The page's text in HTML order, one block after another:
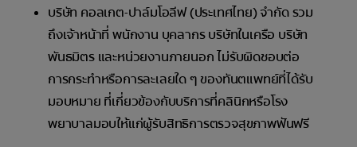
บริษัท คอลเกต-ปาล์มโอลีฟ (ประเทศไทย) จำกัด รวม
ถึงเจ้าหน้าที่ พนักงาน บุคลากร บริษัทในเครือ บริษัท
พันธมิตร และหน่วยงานภายนอก ไม่รับผิดชอบต่อ
การกระทำหรือการละเลยใด ๆ ของทันตแพทย์ที่ได้รับ
มอบหมาย ที่เกี่ยวข้องกับบริการที่คลินิกหรือโรง
พยาบาลมอบให้แก่ผู้รับสิทธิการตรวจสุขภาพฟันฟรี